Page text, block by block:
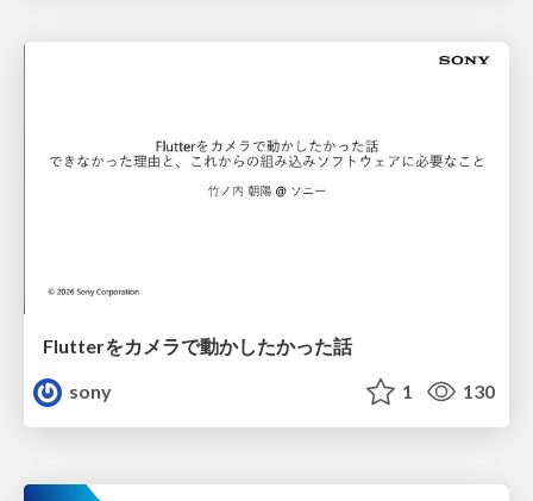
Flutterをカメラで動かしたかった話
sony
1 130